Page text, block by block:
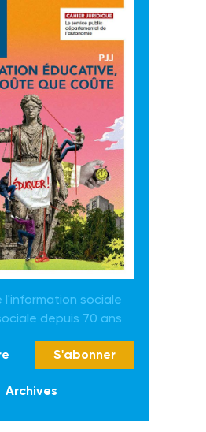
l'information sociale
depuis 70 ans
S'abonner
Archives